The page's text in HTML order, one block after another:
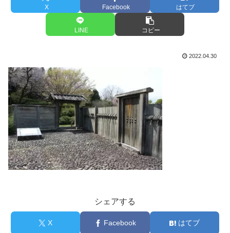
X Facebook はてブ
LINE コピー
2022.04.30
シェアする
X Facebook はてブ